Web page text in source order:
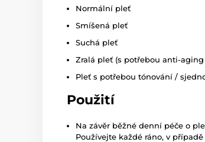
Normální pleť
Smíšená pleť
Suchá pleť
Zralá pleť (s potřebou anti-aging
Pleť s potřebou tónování /
Použití
Na závěr běžné denní péče o
Používejte každé ráno, v